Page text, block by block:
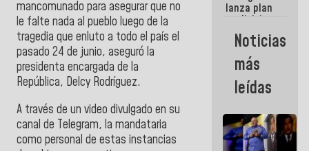
mancomunado para asegurar que no
le falte nada al pueblo luego de la
tragedia que enluto a todo el país el
pasado 24 de junio, aseguró la
presidenta encargada de la
República, Delcy Rodríguez.
A través de un video divulgado en su
canal de Telegram, la mandataria
como personal de estas instancias
semana
lanza plan
crediticio
con subsidio
a Juntas de
Condominio
Noticias
más
leídas